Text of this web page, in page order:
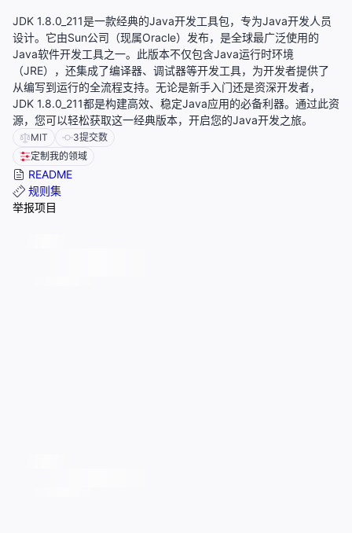
JDK 1.8.0_211是一款经典的Java开发工具包，专为Java开发人员
设计。它由Sun公司（现属Oracle）发布，是全球最广泛使用的
Java软件开发工具之一。此版本不仅包含Java运行时环境
（JRE），还集成了编译器、调试器等开发工具，为开发者提供了
从编写到运行的全流程支持。无论是新手入门还是资深开发者，
JDK 1.8.0_211都是构建高效、稳定Java应用的必备利器。通过此资
源，您可以轻松获取这一经典版本，开启您的Java开发之旅。
MIT 3提交数
定制我的领域
README
规则集
举报项目